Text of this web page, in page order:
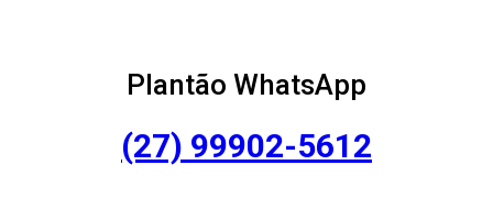
Plantão WhatsApp
(27) 99902-5612